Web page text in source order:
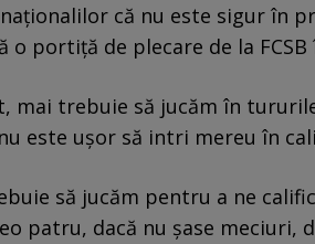
că nu este sigur în
o portiță de plecare de la
mai trebuie să jucăm în
este ușor să intri mereu în
să jucăm pentru a ne
patru, dacă nu șase meciuri,